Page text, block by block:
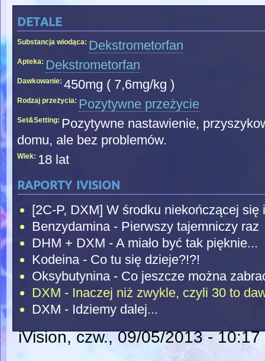
detale
Substancja wiodąca: Dekstrometorfan
Apteka: Dekstrometorfan
Dawkowanie: 450mg ( 7,6mg/kg )
Rodzaj przeżycia: Pozytywne przeżycie
Set&Setting: Pozytywne nastawienie,
domu, ale bez problemów.
Wiek: 18 lat
raporty ivision
[2C-P, DXM] W środku niekończącej się
Benzydamina - Pierwszy tajemniczy raz
DHM + DXM - A miało być tak pięknie...
Kodeina - Co tu się dzieje?!?!
Oksybutynina - Co jeszcze można
DXM - Inaczej niż zwykle, czyli 30 to
DXM - Idziemy dalej...
iVision, czw., 09/05/2013 - 10:17